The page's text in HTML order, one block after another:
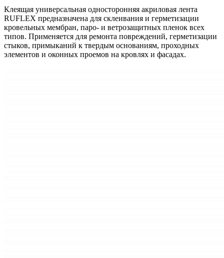
Клеящая универсальная односторонняя акриловая лента
RUFLEX предназначена для склеивания и герметизации
кровельных мембран, паро- и ветрозащитных пленок всех
типов. Применяется для ремонта повреждений, герметизации
стыков, примыканий к твердым основаниям, проходных
элементов и оконных проемов на кровлях и фасадах.